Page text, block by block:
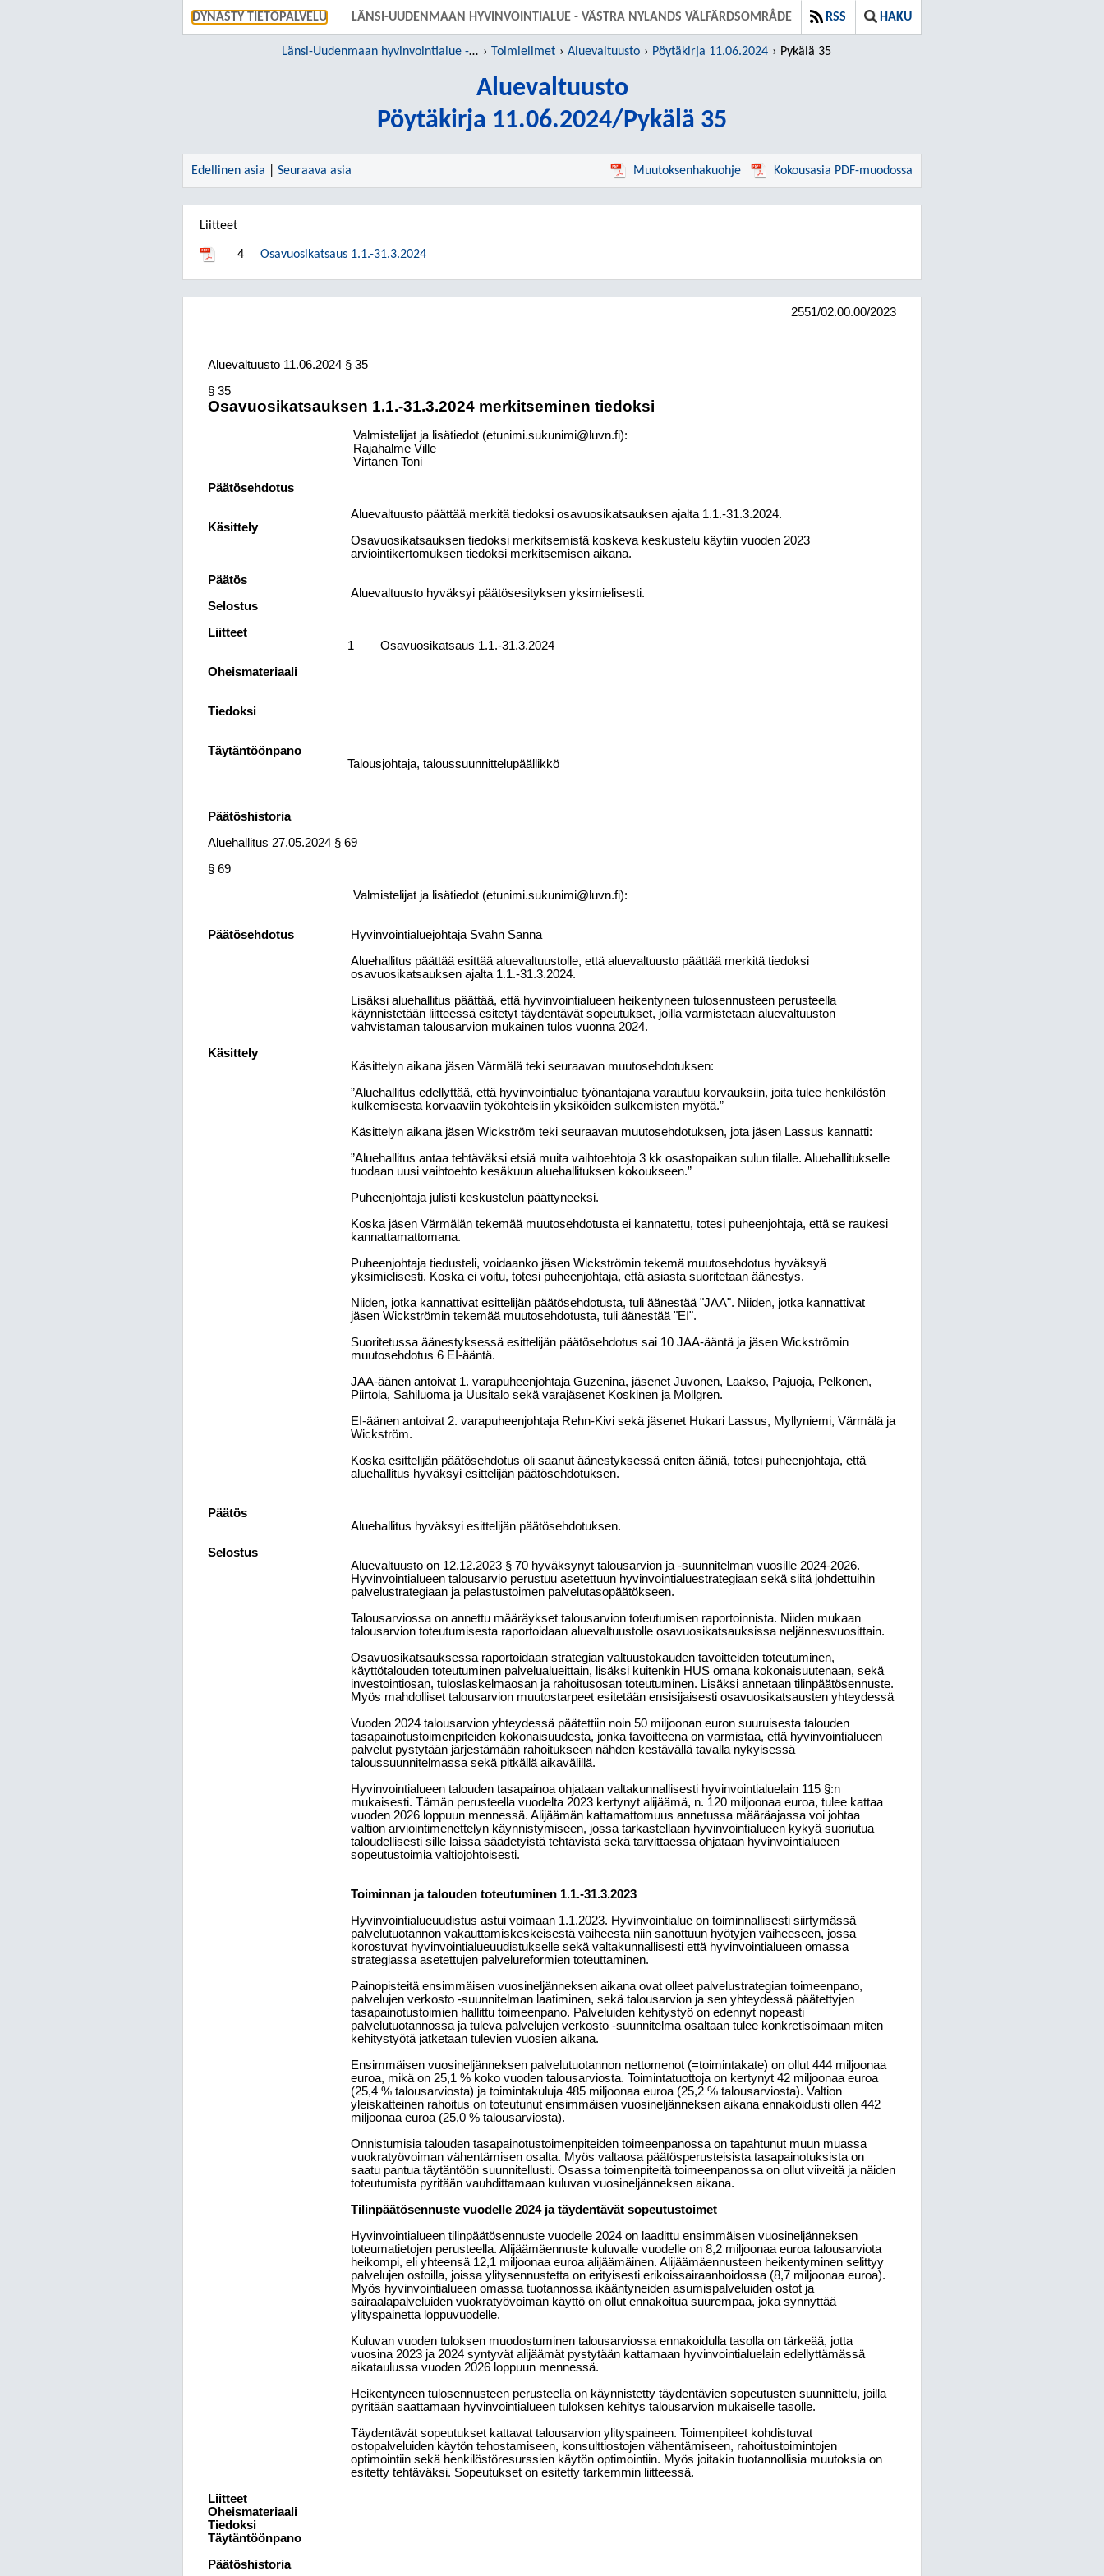
DYNASTY TIETOPALVELU SIIRRY SUORAAN PÄÄSISÄLTÖÖN
LÄNSI-UUDENMAAN HYVINVOINTIALUE - VÄSTRA NYLANDS VÄLFÄRDSOMRÅDE RSS HAKU
Länsi-Uudenmaan hyvinvointialue - Västra Nylands välfärdsområde Toimielimet Aluevaltuusto Pöytäkirja 11.06.2024 Pykälä 35
Aluevaltuusto
Pöytäkirja 11.06.2024/Pykälä 35
Edellinen asia Seuraava asia Muutoksenhakuohje Kokousasia PDF-muodossa
Liitteet
4 Osavuosikatsaus 1.1.-31.3.2024
2551/02.00.00/2023
Aluevaltuusto 11.06.2024 § 35
§ 35
Osavuosikatsauksen 1.1.-31.3.2024 merkitseminen tiedoksi
Valmistelijat ja lisätiedot (etunimi.sukunimi@luvn.fi):
Rajahalme Ville
Virtanen Toni
Päätösehdotus
Aluevaltuusto päättää merkitä tiedoksi osavuosikatsauksen ajalta 1.1.-31.3.2024.
Käsittely
Osavuosikatsauksen tiedoksi merkitsemistä koskeva keskustelu käytiin vuoden 2023
arviointikertomuksen tiedoksi merkitsemisen aikana.
Päätös
Aluevaltuusto hyväksyi päätösesityksen yksimielisesti.
Selostus
Liitteet
1
Osavuosikatsaus 1.1.-31.3.2024
Oheismateriaali
Tiedoksi
Täytäntöönpano
Talousjohtaja, taloussuunnittelupäällikkö
Päätöshistoria
Aluehallitus 27.05.2024 § 69
§ 69
Valmistelijat ja lisätiedot (etunimi.sukunimi@luvn.fi):
Päätösehdotus
Hyvinvointialuejohtaja Svahn Sanna
Aluehallitus päättää esittää aluevaltuustolle, että aluevaltuusto päättää merkitä tiedoksi
osavuosikatsauksen ajalta 1.1.-31.3.2024.
Lisäksi aluehallitus päättää, että hyvinvointialueen heikentyneen tulosennusteen perusteella
käynnistetään liitteessä esitetyt täydentävät sopeutukset, joilla varmistetaan aluevaltuuston
vahvistaman talousarvion mukainen tulos vuonna 2024.
Käsittely
Käsittelyn aikana jäsen Värmälä teki seuraavan muutosehdotuksen:
”Aluehallitus edellyttää, että hyvinvointialue työnantajana varautuu korvauksiin, joita tulee henkilöstön
kulkemisesta korvaaviin työkohteisiin yksiköiden sulkemisten myötä.”
Käsittelyn aikana jäsen Wickström teki seuraavan muutosehdotuksen, jota jäsen Lassus kannatti:
”Aluehallitus antaa tehtäväksi etsiä muita vaihtoehtoja 3 kk osastopaikan sulun tilalle. Aluehallitukselle
tuodaan uusi vaihtoehto kesäkuun aluehallituksen kokoukseen.”
Puheenjohtaja julisti keskustelun päättyneeksi.
Koska jäsen Värmälän tekemää muutosehdotusta ei kannatettu, totesi puheenjohtaja, että se raukesi
kannattamattomana.
Puheenjohtaja tiedusteli, voidaanko jäsen Wickströmin tekemä muutosehdotus hyväksyä
yksimielisesti. Koska ei voitu, totesi puheenjohtaja, että asiasta suoritetaan äänestys.
Niiden, jotka kannattivat esittelijän päätösehdotusta, tuli äänestää "JAA". Niiden, jotka kannattivat
jäsen Wickströmin tekemää muutosehdotusta, tuli äänestää "EI".
Suoritetussa äänestyksessä esittelijän päätösehdotus sai 10 JAA-ääntä ja jäsen Wickströmin
muutosehdotus 6 EI-ääntä.
JAA-äänen antoivat 1. varapuheenjohtaja Guzenina, jäsenet Juvonen, Laakso, Pajuoja, Pelkonen,
Piirtola, Sahiluoma ja Uusitalo sekä varajäsenet Koskinen ja Mollgren.
EI-äänen antoivat 2. varapuheenjohtaja Rehn-Kivi sekä jäsenet Hukari Lassus, Myllyniemi, Värmälä ja
Wickström.
Koska esittelijän päätösehdotus oli saanut äänestyksessä eniten ääniä, totesi puheenjohtaja, että
aluehallitus hyväksyi esittelijän päätösehdotuksen.
Päätös
Aluehallitus hyväksyi esittelijän päätösehdotuksen.
Selostus
Aluevaltuusto on 12.12.2023 § 70 hyväksynyt talousarvion ja -suunnitelman vuosille 2024-2026.
Hyvinvointialueen talousarvio perustuu asetettuun hyvinvointialuestrategiaan sekä siitä johdettuihin
palvelustrategiaan ja pelastustoimen palvelutasopäätökseen.
Talousarviossa on annettu määräykset talousarvion toteutumisen raportoinnista. Niiden mukaan
talousarvion toteutumisesta raportoidaan aluevaltuustolle osavuosikatsauksissa neljännesvuosittain.
Osavuosikatsauksessa raportoidaan strategian valtuustokauden tavoitteiden toteutuminen,
käyttötalouden toteutuminen palvelualueittain, lisäksi kuitenkin HUS omana kokonaisuutenaan, sekä
investointiosan, tuloslaskelmaosan ja rahoitusosan toteutuminen. Lisäksi annetaan tilinpäätösennuste.
Myös mahdolliset talousarvion muutostarpeet esitetään ensisijaisesti osavuosikatsausten yhteydessä
Vuoden 2024 talousarvion yhteydessä päätettiin noin 50 miljoonan euron suuruisesta talouden
tasapainotustoimenpiteiden kokonaisuudesta, jonka tavoitteena on varmistaa, että hyvinvointialueen
palvelut pystytään järjestämään rahoitukseen nähden kestävällä tavalla nykyisessä
taloussuunnitelmassa sekä pitkällä aikavälillä.
Hyvinvointialueen talouden tasapainoa ohjataan valtakunnallisesti hyvinvointialuelain 115 §:n
mukaisesti. Tämän perusteella vuodelta 2023 kertynyt alijäämä, n. 120 miljoonaa euroa, tulee kattaa
vuoden 2026 loppuun mennessä. Alijäämän kattamattomuus annetussa määräajassa voi johtaa
valtion arviointimenettelyn käynnistymiseen, jossa tarkastellaan hyvinvointialueen kykyä suoriutua
taloudellisesti sille laissa säädetyistä tehtävistä sekä tarvittaessa ohjataan hyvinvointialueen
sopeutustoimia valtiojohtoisesti.
Toiminnan ja talouden toteutuminen 1.1.-31.3.2023
Hyvinvointialueuudistus astui voimaan 1.1.2023. Hyvinvointialue on toiminnallisesti siirtymässä
palvelutuotannon vakauttamiskeskeisestä vaiheesta niin sanottuun hyötyjen vaiheeseen, jossa
korostuvat hyvinvointialueuudistukselle sekä valtakunnallisesti että hyvinvointialueen omassa
strategiassa asetettujen palvelureformien toteuttaminen.
Painopisteitä ensimmäisen vuosineljänneksen aikana ovat olleet palvelustrategian toimeenpano,
palvelujen verkosto -suunnitelman laatiminen, sekä talousarvion ja sen yhteydessä päätettyjen
tasapainotustoimien hallittu toimeenpano. Palveluiden kehitystyö on edennyt nopeasti
palvelutuotannossa ja tuleva palvelujen verkosto -suunnitelma osaltaan tulee konkretisoimaan miten
kehitystyötä jatketaan tulevien vuosien aikana.
Ensimmäisen vuosineljänneksen palvelutuotannon nettomenot (=toimintakate) on ollut 444 miljoonaa
euroa, mikä on 25,1 % koko vuoden talousarviosta. Toimintatuottoja on kertynyt 42 miljoonaa euroa
(25,4 % talousarviosta) ja toimintakuluja 485 miljoonaa euroa (25,2 % talousarviosta). Valtion
yleiskatteinen rahoitus on toteutunut ensimmäisen vuosineljänneksen aikana ennakoidusti ollen 442
miljoonaa euroa (25,0 % talousarviosta).
Onnistumisia talouden tasapainotustoimenpiteiden toimeenpanossa on tapahtunut muun muassa
vuokratyövoiman vähentämisen osalta. Myös valtaosa päätösperusteisista tasapainotuksista on
saatu pantua täytäntöön suunnitellusti. Osassa toimenpiteitä toimeenpanossa on ollut viiveitä ja näiden
toteutumista pyritään vauhdittamaan kuluvan vuosineljänneksen aikana.
Tilinpäätösennuste vuodelle 2024 ja täydentävät sopeutustoimet
Hyvinvointialueen tilinpäätösennuste vuodelle 2024 on laadittu ensimmäisen vuosineljänneksen
toteumatietojen perusteella. Alijäämäennuste kuluvalle vuodelle on 8,2 miljoonaa euroa talousarviota
heikompi, eli yhteensä 12,1 miljoonaa euroa alijäämäinen. Alijäämäennusteen heikentyminen selittyy
palvelujen ostoilla, joissa ylitysennustetta on erityisesti erikoissairaanhoidossa (8,7 miljoonaa euroa).
Myös hyvinvointialueen omassa tuotannossa ikääntyneiden asumispalveluiden ostot ja
sairaalapalveluiden vuokratyövoiman käyttö on ollut ennakoitua suurempaa, joka synnyttää
ylityspainetta loppuvuodelle.
Kuluvan vuoden tuloksen muodostuminen talousarviossa ennakoidulla tasolla on tärkeää, jotta
vuosina 2023 ja 2024 syntyvät alijäämät pystytään kattamaan hyvinvointialuelain edellyttämässä
aikataulussa vuoden 2026 loppuun mennessä.
Heikentyneen tulosennusteen perusteella on käynnistetty täydentävien sopeutusten suunnittelu, joilla
pyritään saattamaan hyvinvointialueen tuloksen kehitys talousarvion mukaiselle tasolle.
Täydentävät sopeutukset kattavat talousarvion ylityspaineen. Toimenpiteet kohdistuvat
ostopalveluiden käytön tehostamiseen, konsulttiostojen vähentämiseen, rahoitustoimintojen
optimointiin sekä henkilöstöresurssien käytön optimointiin. Myös joitakin tuotannollisia muutoksia on
esitetty tehtäväksi. Sopeutukset on esitetty tarkemmin liitteessä.
Liitteet
Oheismateriaali
Tiedoksi
Täytäntöönpano
Päätöshistoria